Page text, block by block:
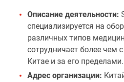
Описание деятельности:
специализируется на
различных типов
сотрудничает более чем
Китае и за его пределами.
Адрес организации: